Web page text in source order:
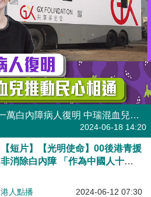
【短片】【共享力量】助一萬白內障病人復明 中瑞混血兒推動民心相通
2024-06-18 14:20
【短片】【光明使命】00後港青援
非消除白內障 「作為中國人十分
港人點播 2024-06-12 07:30